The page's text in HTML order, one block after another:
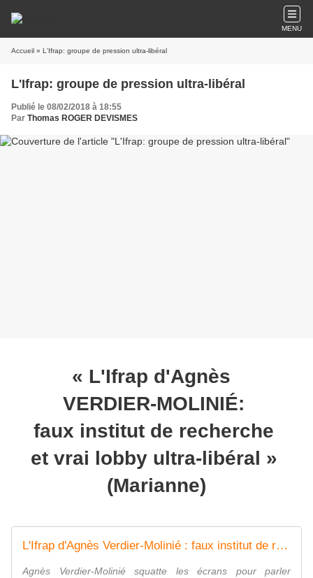
MENU
Accueil » L'Ifrap: groupe de pression ultra-libéral
L'Ifrap: groupe de pression ultra-libéral
Publié le 08/02/2018 à 18:55
Par Thomas ROGER DEVISMES
« L'Ifrap d'Agnès
VERDIER-MOLINIÉ:
faux institut de recherche
et vrai lobby ultra-libéral »
(Marianne)
L'Ifrap d'Agnès Verdier-Molinié : faux institut de recherche et vrai lobby ultra-libéral
Agnès Verdier-Molinié squatte les écrans pour parler